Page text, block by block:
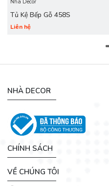
Nhà Decor
Tủ Kệ Bếp Gỗ 458S
Liên hệ
NHÀ DECOR
CHÍNH SÁCH
VỀ CHÚNG TÔI